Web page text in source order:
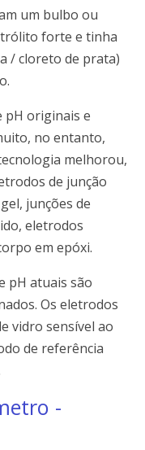
um bulbo ou
forte e tinha
/ cloreto de prata)
pH originais e
no entanto,
melhorou,
de junção
junções de
eletrodos
em epóxi.
pH atuais são
Os eletrodos
vidro sensível ao
de referência
-